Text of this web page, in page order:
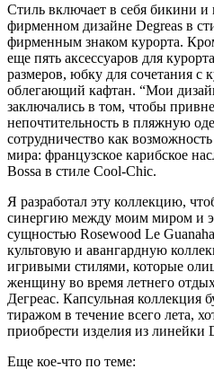
Стиль включает в себя бикини и
фирменном дизайне Degreas в
фирменным знаком курорта.
еще пять аксессуаров для
размеров, юбку для сочетания с
облегающий кафтан. “Мои
заключались в том, чтобы
непочтительность в пляжную
сотрудничество как
мира: французское карибское
Bossa в стиле Cool-Chic.
Я разработал эту коллекцию,
синергию между моим миром и
сущностью Rosewood Le
культовую и авангардную
игривыми стилями, которые
женщину во время летнего
Дегреас. Капсульная коллекция
тиражом в течение всего лета,
приобрести изделия из линейки
Еще кое-что по теме: